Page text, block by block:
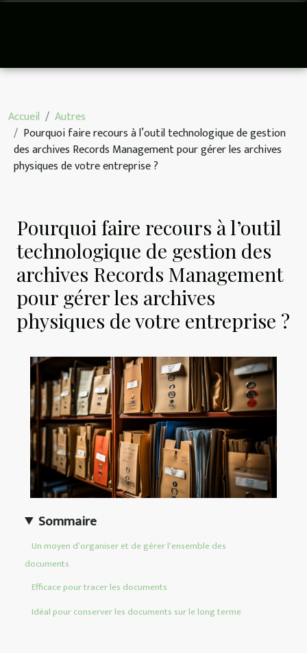
Accueil
Autres
Pourquoi faire recours à l’outil technologique de gestion
des archives Records Management pour gérer les archives
physiques de votre entreprise ?
Pourquoi faire recours à l’outil
technologique de gestion des
archives Records Management
pour gérer les archives
physiques de votre entreprise ?
Sommaire
Un moyen d’organiser et de gérer l’ensemble des
documents
Efficace pour tracer les documents
Idéal pour conserver les documents sur le long terme